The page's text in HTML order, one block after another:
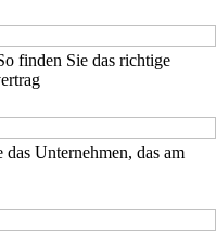
finden Sie das richtige
Unternehmen, das am